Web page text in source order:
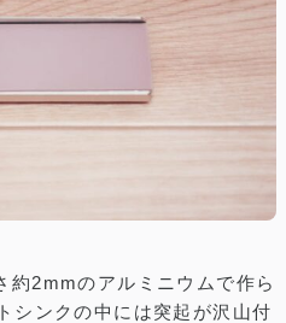
約2mmのアルミニウムで作ら
シンクの中には突起が沢山付